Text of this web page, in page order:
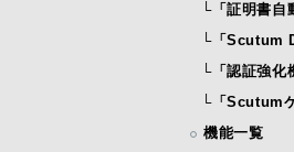
└「証明書自
└「Scutum
└「認証強化
└「Scutum
機能一覧